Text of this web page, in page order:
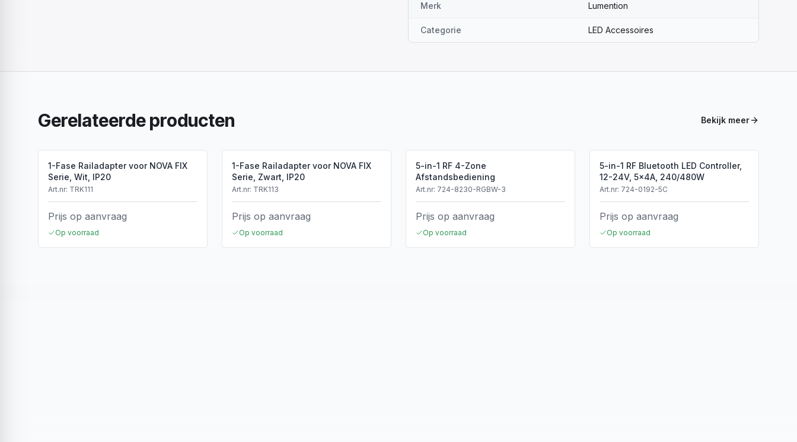
Merk Lumention
Categorie LED Accessoires
Gerelateerde producten Bekijk meer
1-Fase Railadapter voor NOVA FIX
Serie, Wit, IP20
Art.nr: TRK111
Prijs op aanvraag
Op voorraad
1-Fase Railadapter voor NOVA FIX
Serie, Zwart, IP20
Art.nr: TRK113
Prijs op aanvraag
Op voorraad
5-in-1 RF 4-Zone
Afstandsbediening
Art.nr: 724-8230-RGBW-3
Prijs op aanvraag
Op voorraad
5-in-1 RF Bluetooth LED Controller,
12-24V, 5x4A, 240/480W
Art.nr: 724-0192-5C
Prijs op aanvraag
Op voorraad